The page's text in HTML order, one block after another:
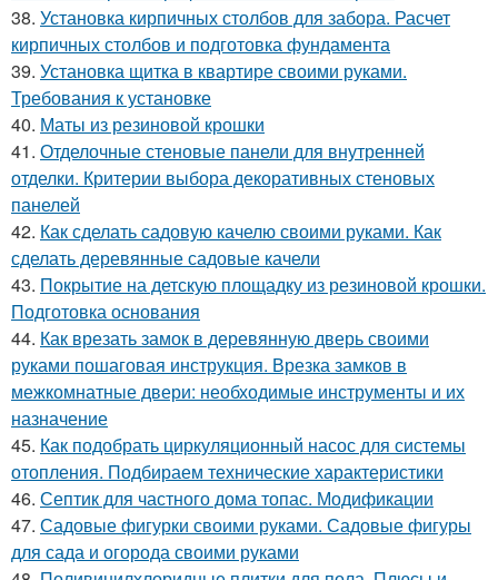
38. Установка кирпичных столбов для забора. Расчет
кирпичных столбов и подготовка фундамента
39. Установка щитка в квартире своими руками.
Требования к установке
40. Маты из резиновой крошки
41. Отделочные стеновые панели для внутренней
отделки. Критерии выбора декоративных стеновых
панелей
42. Как сделать садовую качелю своими руками. Как
сделать деревянные садовые качели
43. Покрытие на детскую площадку из резиновой крошки.
Подготовка основания
44. Как врезать замок в деревянную дверь своими
руками пошаговая инструкция. Врезка замков в
межкомнатные двери: необходимые инструменты и их
назначение
45. Как подобрать циркуляционный насос для системы
отопления. Подбираем технические характеристики
46. Септик для частного дома топас. Модификации
47. Садовые фигурки своими руками. Садовые фигуры
для сада и огорода своими руками